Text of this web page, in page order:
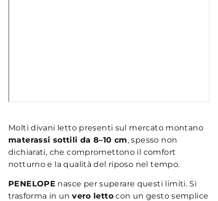
Molti divani letto presenti sul mercato montano
materassi sottili da 8–10 cm, spesso non
dichiarati, che compromettono il comfort
notturno e la qualità del riposo nel tempo.
PENELOPE nasce per superare questi limiti. Si
trasforma in unvero lettocon un gesto semplice